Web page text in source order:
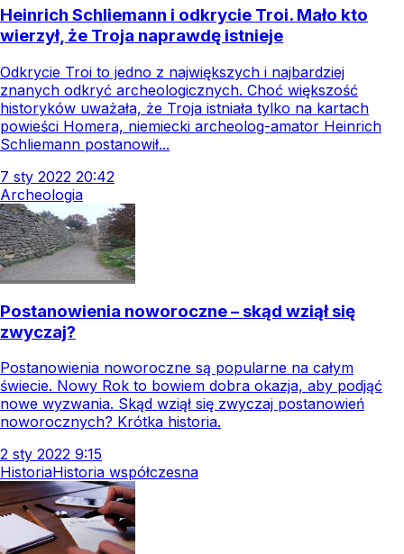
Heinrich Schliemann i odkrycie Troi. Mało kto
wierzył, że Troja naprawdę istnieje
Odkrycie Troi to jedno z największych i najbardziej
znanych odkryć archeologicznych. Choć większość
historyków uważała, że Troja istniała tylko na kartach
powieści Homera, niemiecki archeolog-amator Heinrich
Schliemann postanowił...
7 sty 2022 20:42
Archeologia
Postanowienia noworoczne – skąd wziął się
zwyczaj?
Postanowienia noworoczne są popularne na całym
świecie. Nowy Rok to bowiem dobra okazja, aby podjąć
nowe wyzwania. Skąd wziął się zwyczaj postanowień
noworocznych? Krótka historia.
2 sty 2022 9:15
HistoriaHistoria współczesna